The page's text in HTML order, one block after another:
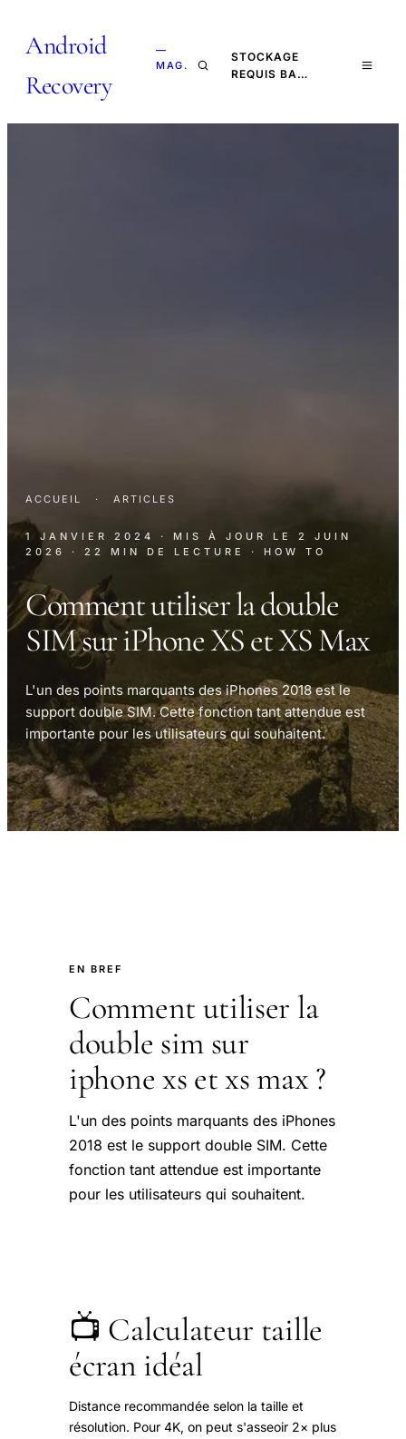
Android
Recovery
—
MAG.
STOCKAGE
REQUIS BA…
ACCUEIL · ARTICLES
1 JANVIER 2024 · MIS À JOUR LE 2 JUIN
2026
· 22 MIN DE LECTURE · HOW TO
Comment utiliser la double
SIM sur iPhone XS et XS Max
L'un des points marquants des iPhones 2018 est le
support double SIM. Cette fonction tant attendue est
importante pour les utilisateurs qui souhaitent.
EN BREF
Comment utiliser la
double sim sur
iphone xs et xs max ?
L'un des points marquants des iPhones
2018 est le support double SIM. Cette
fonction tant attendue est importante
pour les utilisateurs qui souhaitent.
📺 Calculateur taille
écran idéal
Distance recommandée selon la taille et
résolution. Pour 4K, on peut s'asseoir 2× plus